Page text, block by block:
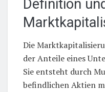
Definition
Die
der Anteile eines
Sie entsteht durch
befindlichen Aktien